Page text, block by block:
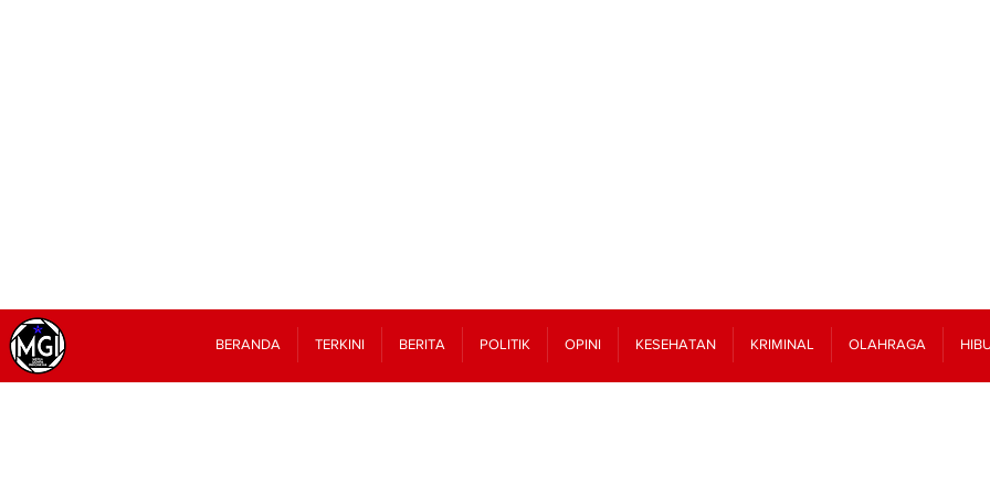
BERANDA TERKINI BERITA POLITIK OPINI KESEHATAN KRIMINAL OLAHRAGA